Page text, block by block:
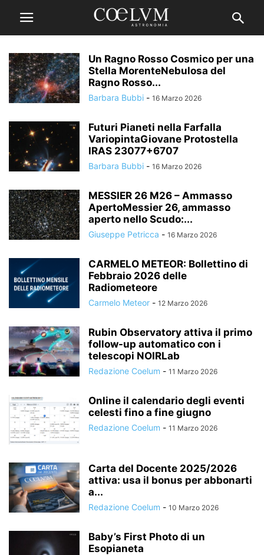
Un Ragno Rosso Cosmico per una
Stella MorenteNebulosa del
Ragno Rosso...
Barbara Bubbi - 16 Marzo 2026
Futuri Pianeti nella Farfalla
VariopintaGiovane Protostella
IRAS 23077+6707
Barbara Bubbi - 16 Marzo 2026
MESSIER 26 M26 – Ammasso
ApertoMessier 26, ammasso
aperto nello Scudo:...
Giuseppe Petricca - 16 Marzo 2026
CARMELO METEOR: Bollettino di
Febbraio 2026 delle
Radiometeore
Carmelo Meteor - 12 Marzo 2026
Rubin Observatory attiva il primo
follow-up automatico con i
telescopi NOIRLab
Redazione Coelum - 11 Marzo 2026
Online il calendario degli eventi
celesti fino a fine giugno
Redazione Coelum - 11 Marzo 2026
Carta del Docente 2025/2026
attiva: usa il bonus per abbonarti
a...
Redazione Coelum - 10 Marzo 2026
Baby’s First Photo di un
Esopianeta